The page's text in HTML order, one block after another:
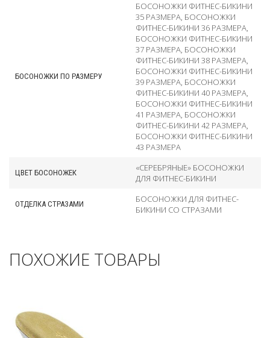
БОСОНОЖКИ ПО РАЗМЕРУ
БОСОНОЖКИ ФИТНЕС-БИКИНИ
35 РАЗМЕРА, БОСОНОЖКИ
ФИТНЕС-БИКИНИ 36 РАЗМЕРА,
БОСОНОЖКИ ФИТНЕС-БИКИНИ
37 РАЗМЕРА, БОСОНОЖКИ
ФИТНЕС-БИКИНИ 38 РАЗМЕРА,
БОСОНОЖКИ ФИТНЕС-БИКИНИ
39 РАЗМЕРА, БОСОНОЖКИ
ФИТНЕС-БИКИНИ 40 РАЗМЕРА,
БОСОНОЖКИ ФИТНЕС-БИКИНИ
41 РАЗМЕРА, БОСОНОЖКИ
ФИТНЕС-БИКИНИ 42 РАЗМЕРА,
БОСОНОЖКИ ФИТНЕС-БИКИНИ
43 РАЗМЕРА
ЦВЕТ БОСОНОЖЕК
«СЕРЕБРЯНЫЕ» БОСОНОЖКИ
ДЛЯ ФИТНЕС-БИКИНИ
ОТДЕЛКА СТРАЗАМИ
БОСОНОЖКИ ДЛЯ ФИТНЕС-
БИКИНИ СО СТРАЗАМИ
ПОХОЖИЕ ТОВАРЫ